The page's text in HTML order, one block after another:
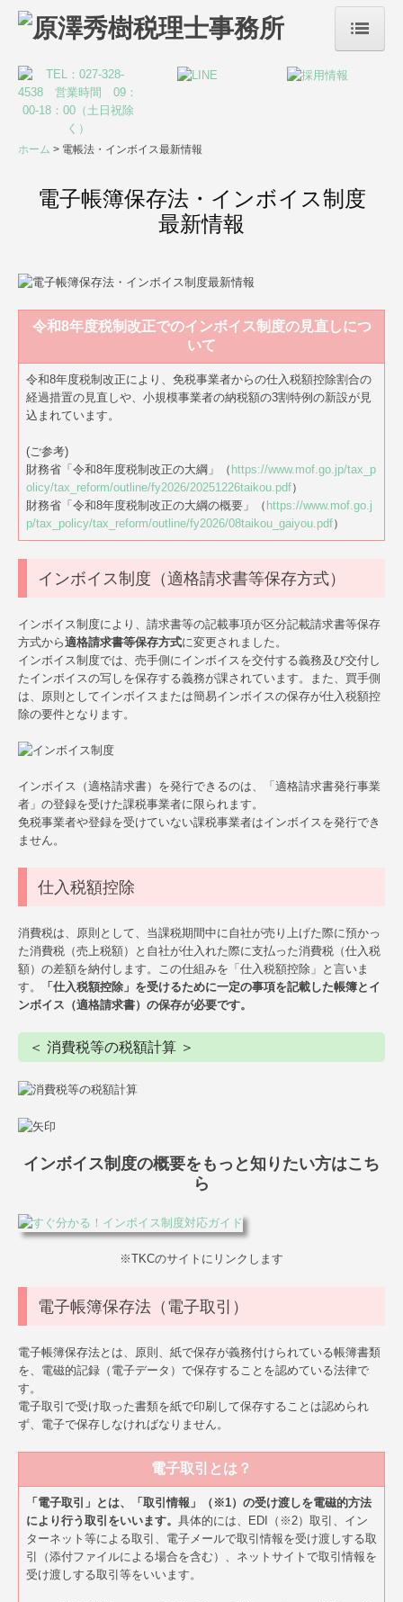
ホーム
事務所案内
サービス案内
税務・会計
株評価
個人の方の相続
確定申告
顧問契約について
ワンストップサービス
よくある質問
採用情報
ホーム 電帳法・インボイス最新情報
電子帳簿保存法・インボイス制度
最新情報
令和8年度税制改正でのインボイス制度の見直しにつ
いて
令和8年度税制改正により、免税事業者からの仕入税額控除割合の
経過措置の見直しや、小規模事業者の納税額の3割特例の新設が見
込まれています。
(ご参考)
財務省「令和8年度税制改正の大綱」（ https://www.mof.go.jp/tax_p
olicy/tax_reform/outline/fy2026/20251226taikou.pdf）
財務省「令和8年度税制改正の大綱の概要」（ https://www.mof.go.j
p/tax_policy/tax_reform/outline/fy2026/08taikou_gaiyou.pdf）
インボイス制度（適格請求書等保存方式）
インボイス制度により、請求書等の記載事項が区分記載請求書等保存
方式から適格請求書等保存方式に変更されました。
インボイス制度では、売手側にインボイスを交付する義務及び交付し
たインボイスの写しを保存する義務が課されています。また、買手側
は、原則としてインボイスまたは簡易インボイスの保存が仕入税額控
除の要件となります。
インボイス（適格請求書）を発行できるのは、「適格請求書発行事業
者」の登録を受けた課税事業者に限られます。
免税事業者や登録を受けていない課税事業者はインボイスを発行でき
ません。
仕入税額控除
消費税は、原則として、当課税期間中に自社が売り上げた際に預かっ
た消費税（売上税額）と自社が仕入れた際に支払った消費税（仕入税
額）の差額を納付します。この仕組みを「仕入税額控除」と言いま
す。
「仕入税額控除」を受けるために一定の事項を記載した帳簿とイ
ンボイス（適格請求書）の保存が必要です。
＜ 消費税等の税額計算 ＞
インボイス制度の概要をもっと知りたい方はこち
ら
※TKCのサイトにリンクします
電子帳簿保存法（電子取引）
電子帳簿保存法とは、原則、紙で保存が義務付けられている帳簿書類
を、電磁的記録（電子データ）で保存することを認めている法律で
す。
電子取引で受け取った書類を紙で印刷して保存することは認められ
ず、電子で保存しなければなりません。
電子取引とは？
「電子取引」とは、「取引情報」（※1）の受け渡しを電磁的方法
により行う取引をいいます。 具体的には、EDI（※2）取引、イン
ターネット等による取引、電子メールで取引情報を受け渡しする取
引（添付ファイルによる場合を含む）、ネットサイトで取引情報を
受け渡しする取引等をいいます。